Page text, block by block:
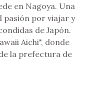
en Nagoya. Una
pasión por viajar y
de Japón.
Aichi", donde
la prefectura de